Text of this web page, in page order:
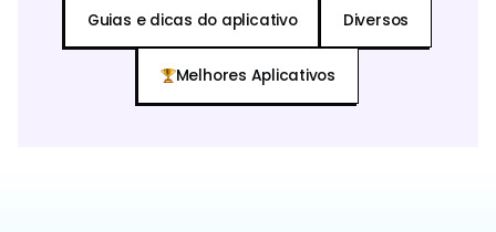
Guias e dicas do aplicativo Diversos
Melhores Aplicativos